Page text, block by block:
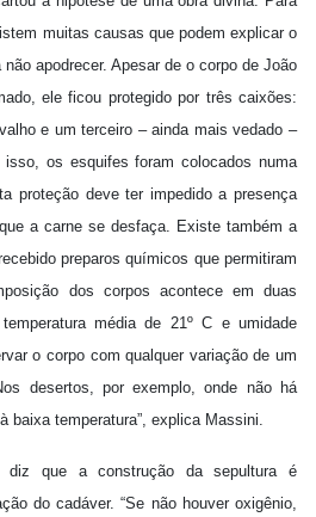
muitas causas que podem explicar o
apodrecer. Apesar de o corpo de João
ele ficou protegido por três caixões:
e um terceiro – ainda mais vedado –
os esquifes foram colocados numa
proteção deve ter impedido a presença
a carne se desfaça. Existe também a
preparos químicos que permitiram
dos corpos acontece em duas
média de 21º C e umidade
o corpo com qualquer variação de um
desertos, por exemplo, onde não há
baixa temperatura”, explica Massini.
diz que a construção da sepultura é
do cadáver. “Se não houver oxigênio,